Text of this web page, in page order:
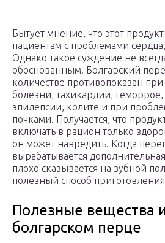
Бытует мнение, что этот
пациентам с проблемами
Однако такое суждение не
обоснованным. Болгарский
количестве противопоказан
болезни, тахикардии, геморрое,
эпилепсии, колите и при
почками. Получается, что
включать в рацион только
он может навредить. Когда
вырабатывается
плохо сказывается на зубной
полезный способ
Полезные вещества
болгарском перце